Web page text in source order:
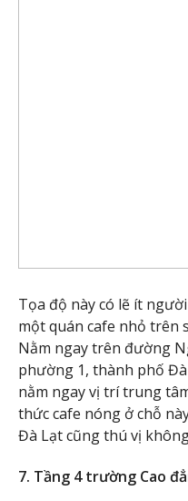
Tọa độ này có lẽ ít
một quán cafe nhỏ trên
Nằm ngay trên đường
phường 1, thành phố
nằm ngay vị trí trung
thức cafe nóng ở chỗ
Đà Lạt cũng thú vị
7. Tầng 4 trường Cao